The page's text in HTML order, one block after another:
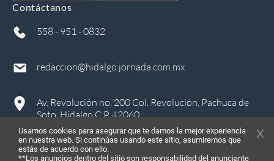
Contáctanos
558 - 951 - 0832
redaccion@hidalgo.jornada.com.mx
Av. Revolución no. 200 Col. Revolución, Pachuca de
Soto, Hidalgo C.P. 42060
Usamos cookies para asegurar que te damos la mejor experiencia
en nuestra web. Si continúas usando este sitio, asumiremos que
estás de acuerdo con ello.
**Los anuncios dentro del sitio son responsabilidad del anunciante